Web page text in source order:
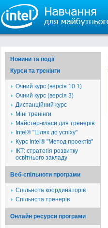
Новини та події
Курси та тренінги
Очний курс (версія 10.1)
Очний курс (версія 3)
Дистанційний курс
Міні тренінги
Майстер-класи для тренерів
Intel® "Шлях до успіху"
Курс Intel® "Метод проектів"
ІКТ: стратегія розвитку
освітнього закладу
Веб-спільноти програми
Спільнота координаторів
Спільнота тренерів
Онлайн ресурси програми